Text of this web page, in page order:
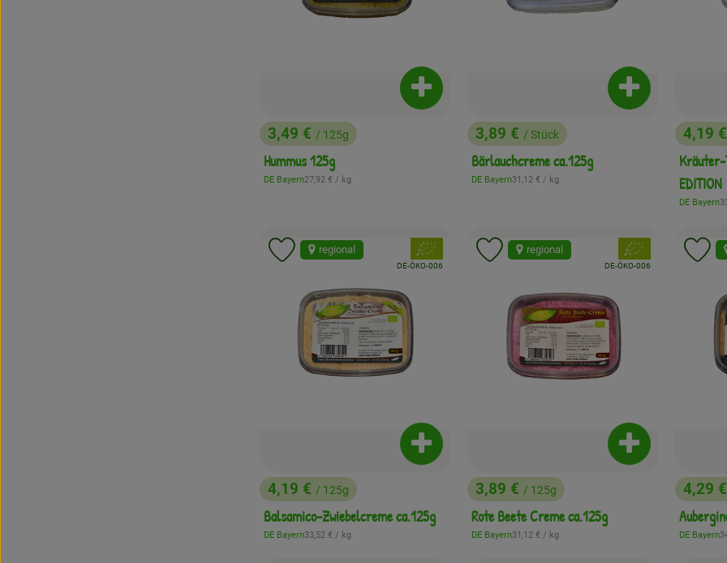
, Preis:
3,49 € / 125g
Hummus 125g
, Herkunft:
DE Bayern, Referenzpreis:
27,92 € / kg
Produkt zum Warenkorb hinzufügen
, Preis:
3,89 € / Stück
Bärlauchcreme ca.125g
, Herkunft:
DE Bayern, Referenzpreis:
31,12 € / kg
Produkt zum
,
4,19 €
Kräuter-
EDITION
, Herkunft:
DE Bayern,
, Preis:
4,19 € / 125g
Balsamico-Zwiebelcreme ca.125g
, Herkunft:
DE Bayern, Referenzpreis:
33,52 € / kg
Produkt zum Warenkorb hinzufügen
, Verband:
, Kontrollstelle:
DE-ÖKO-006
regional
Produkt zu Favouriten hinzufügen
, Preis:
3,89 € / 125g
Rote Beete Creme ca.125g
, Herkunft:
DE Bayern, Referenzpreis:
31,12 € / kg
Produkt zum
, Verband:
, Kontrollstelle:
DE-ÖKO-006
regional
Produkt zu Favouriten hinzufügen
,
4,29 €
, Herkunft:
DE Bayern,